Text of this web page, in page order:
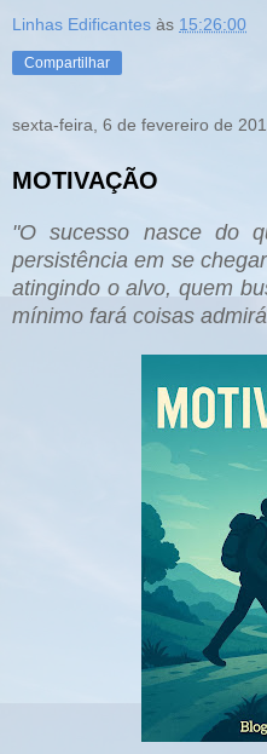
Linhas Edificantes às 15:26:00
Compartilhar
sexta-feira, 6 de fevereiro de
MOTIVAÇÃO
"O sucesso nasce do
persistência em se
atingindo o alvo, quem
mínimo fará coisas admir